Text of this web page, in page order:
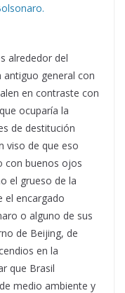
alrededor del
general con
en contraste con
ocuparía la
de destitución
viso de que eso
con buenos ojos
el grueso de la
el encargado
o alguno de sus
de Beijing, de
en la
que Brasil
medio ambiente y